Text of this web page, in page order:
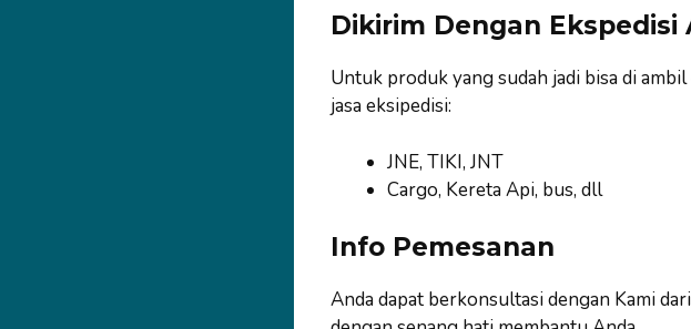
Dikirim Dengan Ekspedisi
Untuk produk yang sudah jadi bisa di
jasa eksipedisi:
JNE, TIKI, JNT
Cargo, Kereta Api, bus, dll
Info Pemesanan
Anda dapat berkonsultasi dengan Kami